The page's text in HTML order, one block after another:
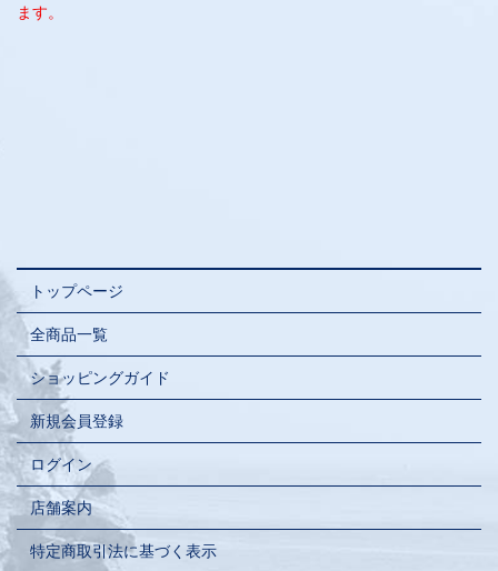
ます。
トップページ
全商品一覧
ショッピングガイド
新規会員登録
ログイン
店舗案内
特定商取引法に基づく表示